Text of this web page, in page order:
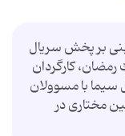
بر پخش سریال
كارگردان
سیما با مسوولان
مختاری در